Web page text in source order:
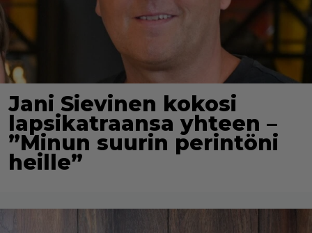
Jani Sievinen kokosi
lapsikatraansa yhteen –
”Minun suurin perintöni
heille”